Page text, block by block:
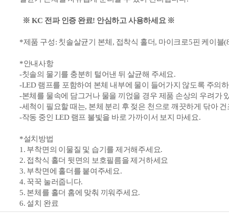
※ KC 전파 인증 완료! 안심하고 사용하세요 ※
*제품 구성: 칫솔살균기 본체, 접착식 홀더, 마이크로5핀 케이블
*안내사항
-칫솔의 물기를 충분히 털어낸 뒤 살균해 주세요.
-LED 램프를 포함하여 본체 내부에 물이 들어가지 않도록 주의
-본체를 물속에 담그거나 물을 끼얹을 경우 제품 손상의 우려가
-세척이 필요할 때는, 본체 분리 후 젖은 천으로 깨끗하게 닦아
-작동 중인 LED 램프 불빛을 바로 가까이서 보지 마세요.
*설치방법
1. 부착면의 이물질 및 습기를 제거해주세요.
2. 접착식 홀더 뒷면의 보호필름을 제거하세요
3. 부착면에 홀더를 붙여주세요.
4. 꾹꾹 눌러줍니다.
5. 본체를 홀더 홈에 맞춰 끼워주세요.
6. 설치 완료